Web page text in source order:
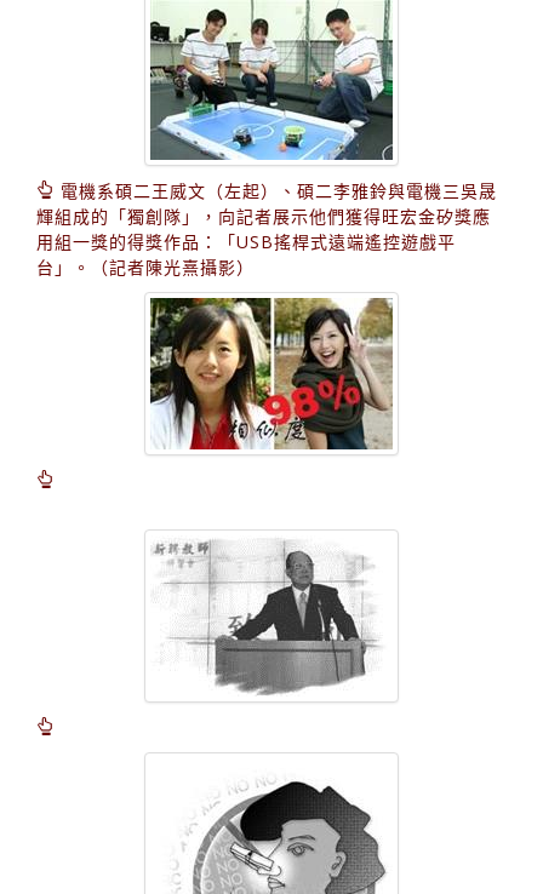
電機系碩二王威文（左起）、碩二李雅鈴與電機三吳晟
輝組成的「獨創隊」，向記者展示他們獲得旺宏金矽獎應
用組一獎的得獎作品：「USB搖桿式遠端遙控遊戲平
台」。（記者陳光熹攝影）